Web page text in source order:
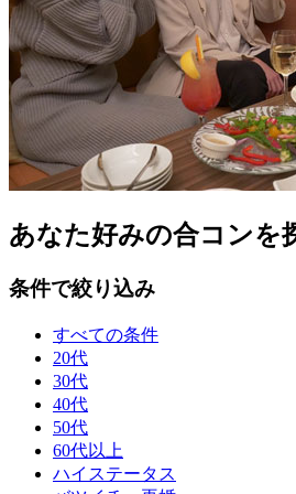
あなた好みの合コンを
条件で絞り込み
すべての条件
20代
30代
40代
50代
60代以上
ハイステータス